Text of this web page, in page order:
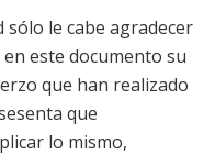
sólo le cabe agradecer
este documento su
que han realizado
que
lo mismo,